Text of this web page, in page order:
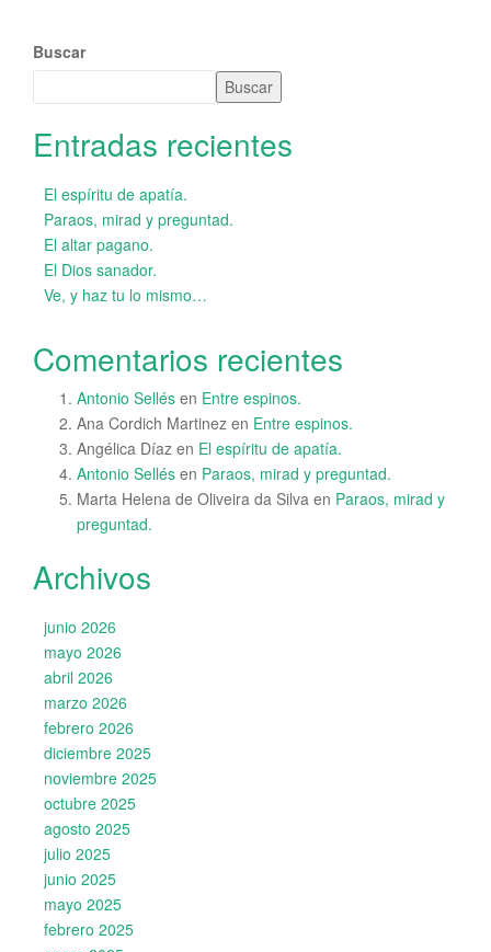
Buscar
Buscar
Entradas recientes
El espíritu de apatía.
Paraos, mirad y preguntad.
El altar pagano.
El Dios sanador.
Ve, y haz tu lo mismo…
Comentarios recientes
Antonio Sellés en Entre espinos.
Ana Cordich Martinez en Entre espinos.
Angélica Díaz en El espíritu de apatía.
Antonio Sellés en Paraos, mirad y preguntad.
Marta Helena de Oliveira da Silva en Paraos, mirad y
preguntad.
Archivos
junio 2026
mayo 2026
abril 2026
marzo 2026
febrero 2026
diciembre 2025
noviembre 2025
octubre 2025
agosto 2025
julio 2025
junio 2025
mayo 2025
febrero 2025